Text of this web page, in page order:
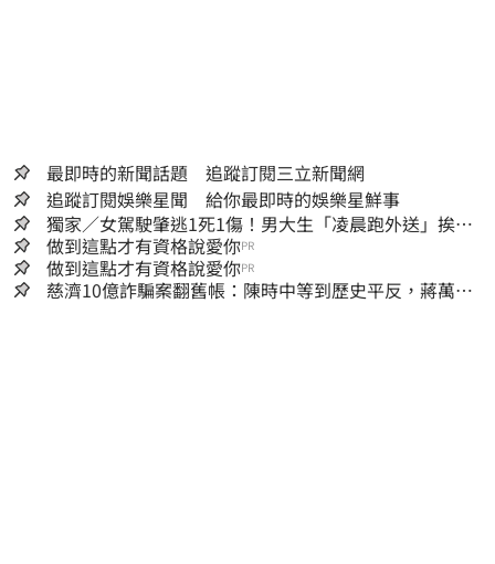
最即時的新聞話題 追蹤訂閱三立新聞網
追蹤訂閱娛樂星聞 給你最即時的娛樂星鮮事
獨家／女駕駛肇逃1死1傷！男大生「凌晨跑外送」挨
撞 媽淚：家快瓦解
做到這點才有資格說愛你PR
做到這點才有資格說愛你PR
慈濟10億詐騙案翻舊帳：陳時中等到歷史平反，蔣萬安